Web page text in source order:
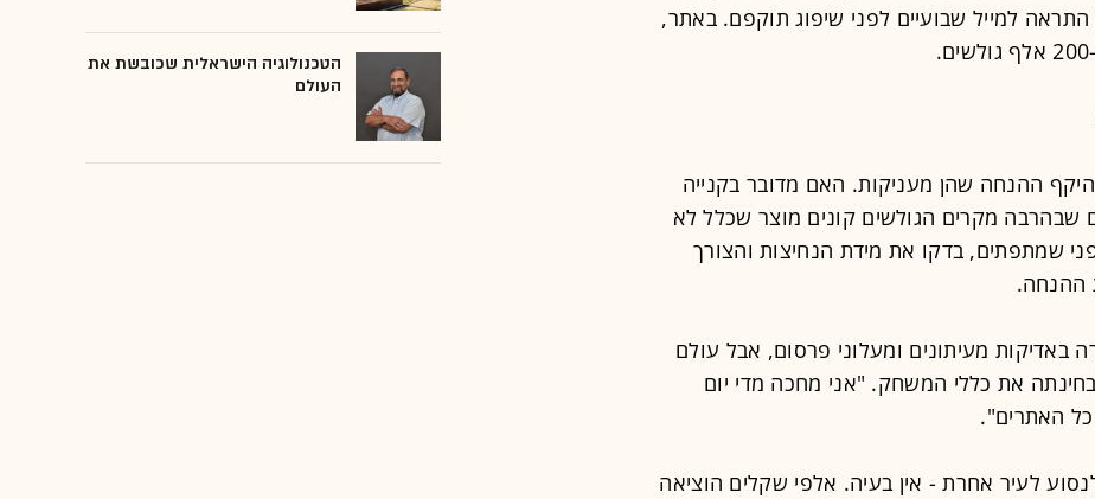
למייל שבועיים לפני שיפוג תוקפם. באתר,
ההנחה שהן מעניקות. האם מדובר בקנייה
מקרים הגולשים קונים מוצר שכלל לא
שמתפתים, בדקו את מידת הנחיצות והצורך
ההנחה.
באדיקות מעיתונים ומעלוני פרסום, אבל עולם
את כללי המשחק. "אני מחכה מדי יום
כל האתרים".
לעיר אחרת - אין בעיה. אלפי שקלים הוציאה
הטכנולוגיה הישראלית שכובשת את
העולם